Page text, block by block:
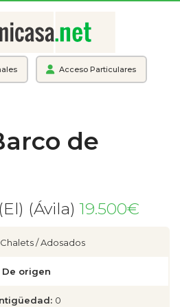
Acceso Particulares
de
(Ávila) 19.500€
Chalets / Adosados
De origen
0